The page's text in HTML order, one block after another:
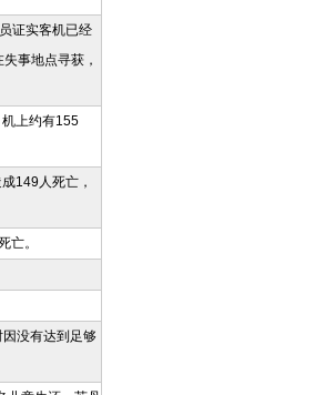
证实客机已经
事地点寻获，
上约有155
149人死亡，
亡。
没有达到足够